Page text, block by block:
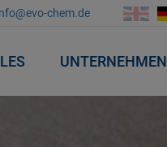
chem.de
UNTERNEHMEN